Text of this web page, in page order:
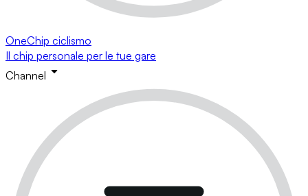
OneChip ciclismo
Il chip personale per le tue gare
Channel